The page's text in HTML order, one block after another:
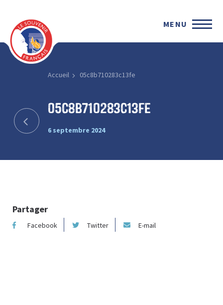
MENU
Accueil 05c8b710283c13fe
05c8b710283c13fe
6 septembre 2024
Partager
Facebook Twitter E-mail